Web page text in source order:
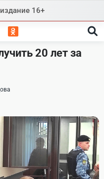
16+
20 лет за